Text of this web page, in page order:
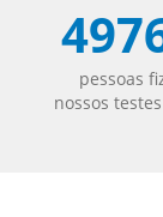
pessoas
nossos